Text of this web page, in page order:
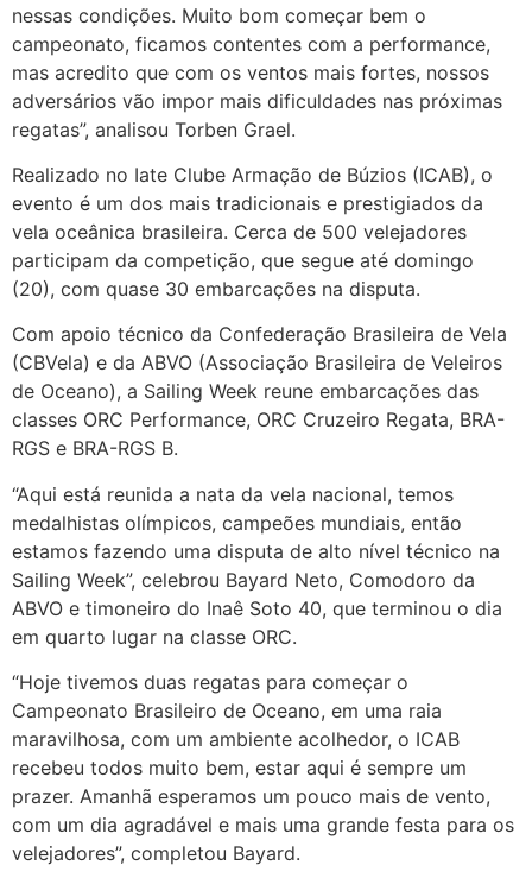
nessas condições. Muito bom começar bem o
campeonato, ficamos contentes com a performance,
mas acredito que com os ventos mais fortes, nossos
adversários vão impor mais dificuldades nas próximas
regatas”, analisou Torben Grael.
Realizado no Iate Clube Armação de Búzios (ICAB), o
evento é um dos mais tradicionais e prestigiados da
vela oceânica brasileira. Cerca de 500 velejadores
participam da competição, que segue até domingo
(20), com quase 30 embarcações na disputa.
Com apoio técnico da Confederação Brasileira de Vela
(CBVela) e da ABVO (Associação Brasileira de Veleiros
de Oceano), a Sailing Week reune embarcações das
classes ORC Performance, ORC Cruzeiro Regata, BRA-
RGS e BRA-RGS B.
“Aqui está reunida a nata da vela nacional, temos
medalhistas olímpicos, campeões mundiais, então
estamos fazendo uma disputa de alto nível técnico na
Sailing Week”, celebrou Bayard Neto, Comodoro da
ABVO e timoneiro do Inaê Soto 40, que terminou o dia
em quarto lugar na classe ORC.
“Hoje tivemos duas regatas para começar o
Campeonato Brasileiro de Oceano, em uma raia
maravilhosa, com um ambiente acolhedor, o ICAB
recebeu todos muito bem, estar aqui é sempre um
prazer. Amanhã esperamos um pouco mais de vento,
com um dia agradável e mais uma grande festa para os
velejadores”, completou Bayard.